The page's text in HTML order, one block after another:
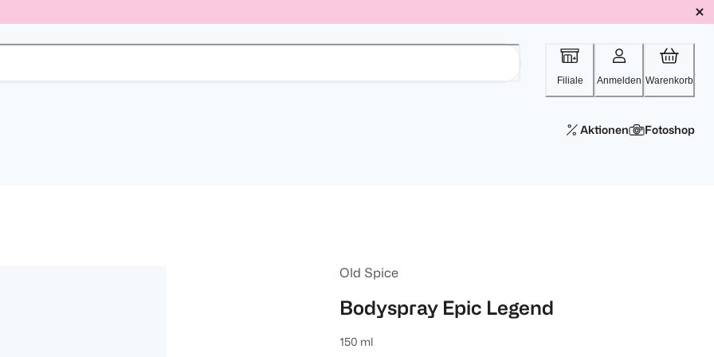
Filiale Anmelden Warenkorb
Aktionen Fotoshop
Old Spice
Bodyspray Epic Legend
150 ml